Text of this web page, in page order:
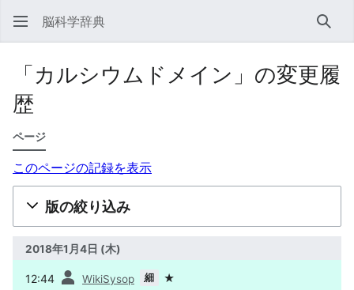
脳科学辞典 検索
「カルシウムドメイン」の変更履
歴
ページ
このページの記録を表示
版の絞り込み
2018年1月4日 (木)
12:44 WikiSysop 細 ★